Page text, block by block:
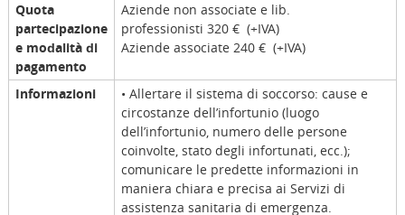
Quota
partecipazione
e modalità di
pagamento
Aziende non associate e lib.
professionisti 320 € (+IVA)
Aziende associate 240 € (+IVA)
Informazioni
• Allertare il sistema di soccorso: cause e
circostanze dell’infortunio (luogo
dell’infortunio, numero delle persone
coinvolte, stato degli infortunati, ecc.);
comunicare le predette informazioni in
maniera chiara e precisa ai Servizi di
assistenza sanitaria di emergenza.